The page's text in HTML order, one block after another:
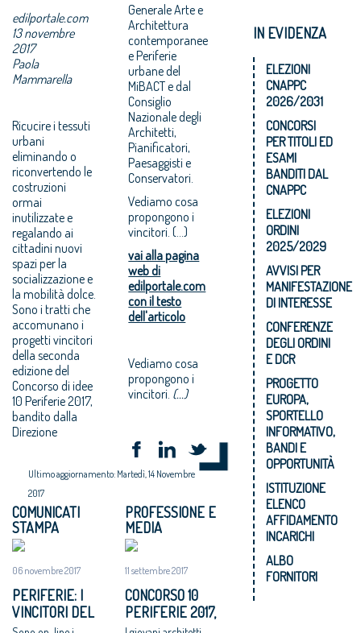
edilportale.com
13 novembre
2017
Paola
Mammarella
Ricucire i tessuti
urbani
eliminando o
riconvertendo le
costruzioni
ormai
inutilizzate e
regalando ai
cittadini nuovi
spazi per la
socializzazione e
la mobilità dolce.
Sono i tratti che
accomunano i
progetti vincitori
della seconda
edizione del
Concorso di idee
10 Periferie 2017,
bandito dalla
Direzione
Generale Arte e
Architettura
contemporanee
e Periferie
urbane del
MiBACT e dal
Consiglio
Nazionale degli
Architetti,
Pianificatori,
Paesaggisti e
Conservatori.
Vediamo cosa
propongono i
vincitori. (...)
vai alla pagina
web di
edilportale.com
con il testo
dell'articolo
Vediamo cosa
propongono i
vincitori. (...)
Ultimo aggiornamento: Martedì, 14 Novembre
2017
COMUNICATI
STAMPA
06 novembre 2017
PERIFERIE: I
VINCITORI DEL
CONCORSO DI
PROFESSIONE E
MEDIA
11 settembre 2017
CONCORSO 10
PERIFERIE 2017,
VIA AI PROGETTI
IN EVIDENZA
ELEZIONI
CNAPPC
2026/2031
CONCORSI
PER TITOLI ED
ESAMI
BANDITI DAL
CNAPPC
ELEZIONI
ORDINI
2025/2029
AVVISI PER
MANIFESTAZIONE
DI INTERESSE
CONFERENZE
DEGLI ORDINI
E DCR
PROGETTO
EUROPA,
SPORTELLO
INFORMATIVO,
BANDI E
OPPORTUNITÀ
ISTITUZIONE
ELENCO
AFFIDAMENTO
INCARICHI
ALBO
FORNITORI